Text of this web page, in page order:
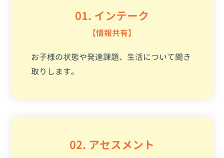
01. インテーク
【情報共有】
お子様の状態や発達課題、生活について聞き
取りします。
02. アセスメント